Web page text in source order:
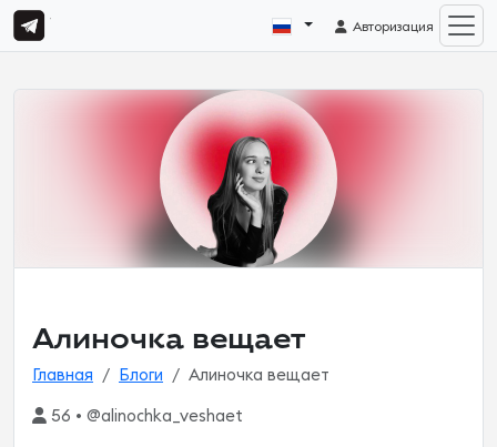
Авторизация
Алиночка вещает
Главная Блоги Алиночка вещает
56 • @alinochka_veshaet